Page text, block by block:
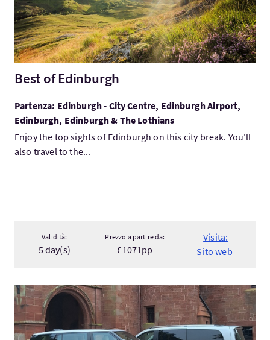
Best of Edinburgh
Partenza: Edinburgh - City Centre, Edinburgh Airport,
Edinburgh, Edinburgh & The Lothians
Enjoy the top sights of Edinburgh on this city break. You'll
also travel to the...
Validità:
5 day(s)
Prezzo a partire da:
£1071pp
Visita:
Sito web
Visita:EXCLUSIVE USE LUXURY RENTAL PROPERTIES IN